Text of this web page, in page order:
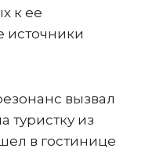
к ее
источники
вызвал
туристку из
в гостинице